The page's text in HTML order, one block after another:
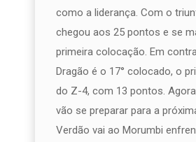
como a liderança. Com o
chegou aos 25 pontos e se
primeira colocação. Em
Dragão é o 17° colocado, o
do Z-4, com 13 pontos.
vão se preparar para a
Verdão vai ao Morumbi